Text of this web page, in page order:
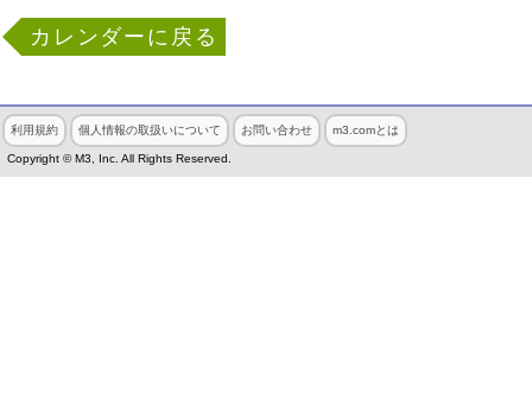
カレンダーに戻る
利用規約 個人情報の取扱いについて お問い合わせ m3.comとは
Copyright © M3, Inc. All Rights Reserved.